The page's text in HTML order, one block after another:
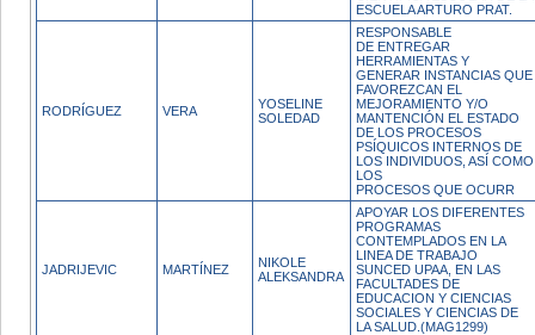
ESCUELA ARTURO PRAT.
RODRÍGUEZ VERA
YOSELINE
SOLEDAD
RESPONSABLE
DE ENTREGAR
HERRAMIENTAS Y
GENERAR INSTANCIAS QUE
FAVOREZCAN EL
MEJORAMIENTO Y/O
MANTENCIÓN EL ESTADO
DE LOS PROCESOS
PSÍQUICOS INTERNOS DE
LOS INDIVIDUOS, ASÍ COMO
LOS
PROCESOS QUE OCURR
JADRIJEVIC MARTÍNEZ
NIKOLE
ALEKSANDRA
APOYAR LOS DIFERENTES
PROGRAMAS
CONTEMPLADOS EN LA
LINEA DE TRABAJO
SUNCED UPAA, EN LAS
FACULTADES DE
EDUCACION Y CIENCIAS
SOCIALES Y CIENCIAS DE
LA SALUD.(MAG1299)